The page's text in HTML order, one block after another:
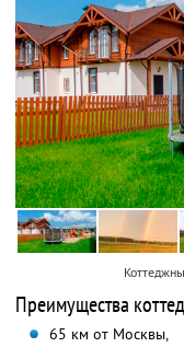
Преимущества
65 км от Москвы,